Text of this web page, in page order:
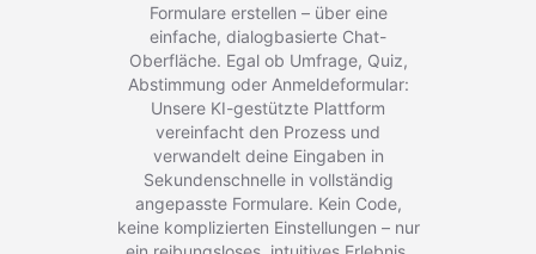
Formulare erstellen – über eine
einfache, dialogbasierte Chat-
Oberfläche. Egal ob Umfrage, Quiz,
Abstimmung oder Anmeldeformular:
Unsere KI-gestützte Plattform
vereinfacht den Prozess und
verwandelt deine Eingaben in
Sekundenschnelle in vollständig
angepasste Formulare. Kein Code,
keine komplizierten Einstellungen – nur